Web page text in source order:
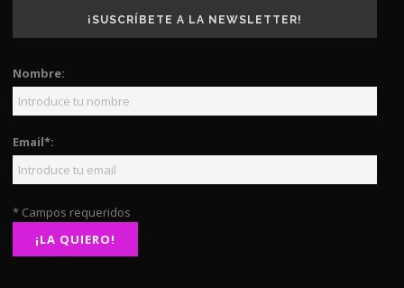
¡SUSCRÍBETE A LA NEWSLETTER!
Nombre:
Email*:
* Campos requeridos